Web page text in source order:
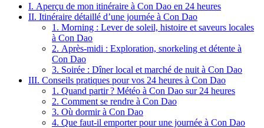
I. Aperçu de mon itinéraire à Con Dao en 24 heures
II. Itinéraire détaillé d’une journée à Con Dao
1. Morning : Lever de soleil, histoire et saveurs locales
à Con Dao
2. Après-midi : Exploration, snorkeling et détente à
Con Dao
3. Soirée : Dîner local et marché de nuit à Con Dao
III. Conseils pratiques pour vos 24 heures à Con Dao
1. Quand partir ? Météo à Con Dao sur 24 heures
2. Comment se rendre à Con Dao
3. Où dormir à Con Dao
4. Que faut-il emporter pour une journée à Con Dao